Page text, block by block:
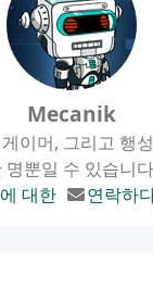
Mecanik
이머, 그리고 행
명뿐일 수 있습니
에 대한
연락하